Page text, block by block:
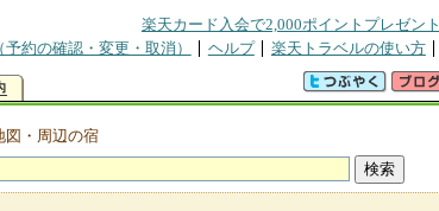
楽天カード入会で2,000ポイントプレゼント
約の確認・変更・取消） ヘルプ 楽天トラベルの使い方
図・周辺の宿